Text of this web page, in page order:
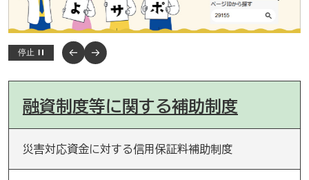
停止
融資制度等に関する補助制度
災害対応資金に対する信用保証料補助制度